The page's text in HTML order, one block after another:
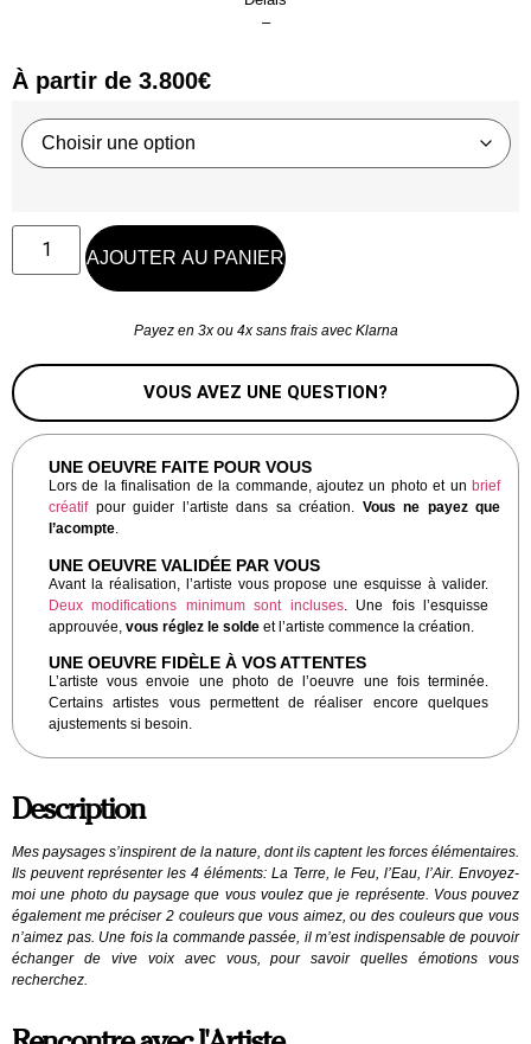
–
À partir de 3.800€
AJOUTER AU PANIER
Payez en 3x ou 4x sans frais avec Klarna
VOUS AVEZ UNE QUESTION?
UNE OEUVRE FAITE POUR VOUS
Lors de la finalisation de la commande, ajoutez un photo et un brief
créatifpour guider l’artiste dans sa création. Vous ne payez que
l’acompte.
UNE OEUVRE VALIDÉE PAR VOUS
Avant la réalisation, l’artiste vous propose une esquisse à valider.
Deux modifications minimum sont incluses. Une fois l’esquisse
approuvée, vous réglez le solde et l’artiste commence la création.
UNE OEUVRE FIDÈLE À VOS ATTENTES
L’artiste vous envoie une photo de l’oeuvre une fois terminée.
Certains artistes vous permettent de réaliser encore quelques
ajustements si besoin.
Description
Mes paysages s’inspirent de la nature, dont ils captent les forces élémentaires.
Ils peuvent représenter les 4 éléments: La Terre, le Feu, l’Eau, l’Air. Envoyez-
moi une photo du paysage que vous voulez que je représente. Vous pouvez
également me préciser 2 couleurs que vous aimez, ou des couleurs que vous
n’aimez pas. Une fois la commande passée, il m’est indispensable de pouvoir
échanger de vive voix avec vous, pour savoir quelles émotions vous
recherchez.